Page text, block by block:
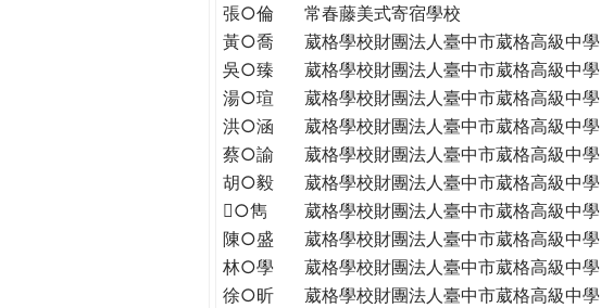
張○倫
常春藤美式寄宿學校
黃○喬
葳格學校財團法人臺中市葳格高級中學
吳○臻
葳格學校財團法人臺中市葳格高級中學
湯○瑄
葳格學校財團法人臺中市葳格高級中學
洪○涵
葳格學校財團法人臺中市葳格高級中學
蔡○諭
葳格學校財團法人臺中市葳格高級中學
胡○毅
葳格學校財團法人臺中市葳格高級中學
○雋
葳格學校財團法人臺中市葳格高級中學
陳○盛
葳格學校財團法人臺中市葳格高級中學
林○學
葳格學校財團法人臺中市葳格高級中學
徐○昕
葳格學校財團法人臺中市葳格高級中學